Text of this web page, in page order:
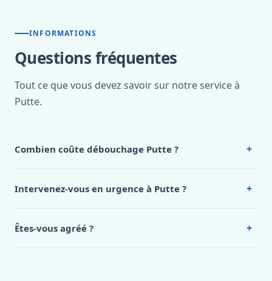
INFORMATIONS
Questions fréquentes
Tout ce que vous devez savoir sur notre service à
Putte.
Combien coûte débouchage Putte ? +
appelez le 0472 53 24 26.
Intervenez-vous en urgence à Putte ? +
Êtes-vous agréé ? +